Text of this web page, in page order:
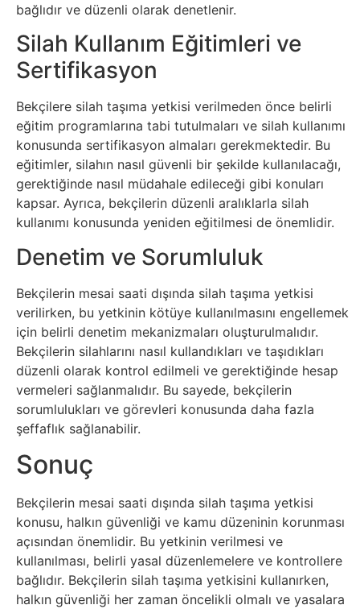
Komedi
Kültür
Sanat
Metaverse
Mobil
Müzik
Nft
Oyun
Projeler
ve
Fikirler
Psikoloji
Sağlık
Scriptler
bağlıdır ve düzenli olarak denetlenir.
Silah Kullanım Eğitimleri ve
Sertifikasyon
Bekçilere silah taşıma yetkisi verilmeden önce belirli
eğitim programlarına tabi tutulmaları ve silah kullanımı
konusunda sertifikasyon almaları gerekmektedir. Bu
eğitimler, silahın nasıl güvenli bir şekilde kullanılacağı,
gerektiğinde nasıl müdahale edileceği gibi konuları
kapsar. Ayrıca, bekçilerin düzenli aralıklarla silah
kullanımı konusunda yeniden eğitilmesi de önemlidir.
Denetim ve Sorumluluk
Bekçilerin mesai saati dışında silah taşıma yetkisi
verilirken, bu yetkinin kötüye kullanılmasını engellemek
için belirli denetim mekanizmaları oluşturulmalıdır.
Bekçilerin silahlarını nasıl kullandıkları ve taşıdıkları
düzenli olarak kontrol edilmeli ve gerektiğinde hesap
vermeleri sağlanmalıdır. Bu sayede, bekçilerin
sorumlulukları ve görevleri konusunda daha fazla
şeffaflık sağlanabilir.
Sonuç
Bekçilerin mesai saati dışında silah taşıma yetkisi
konusu, halkın güvenliği ve kamu düzeninin korunması
açısından önemlidir. Bu yetkinin verilmesi ve
kullanılması, belirli yasal düzenlemelere ve kontrollere
bağlıdır. Bekçilerin silah taşıma yetkisini kullanırken,
halkın güvenliği her zaman öncelikli olmalı ve yasalara